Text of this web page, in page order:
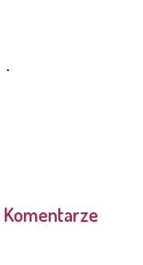
Komentarze